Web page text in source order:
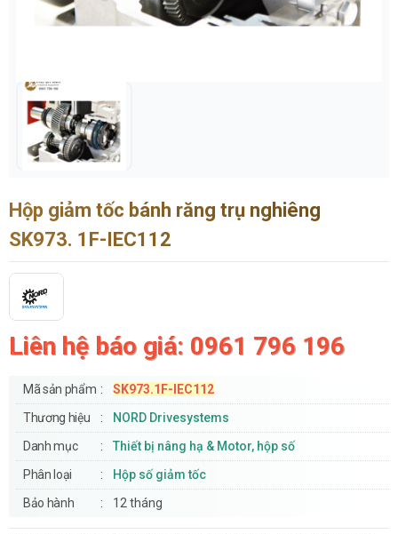
Hộp giảm tốc bánh răng trụ nghiêng
SK973. 1F-IEC112
Liên hệ báo giá: 0961 796 196
Mã sản phẩm
SK973.1F-IEC112
Thương hiệu
NORD Drivesystems
Danh mục
Thiết bị nâng hạ & Motor, hộp số
Phân loại
Hộp số giảm tốc
Bảo hành
12 tháng